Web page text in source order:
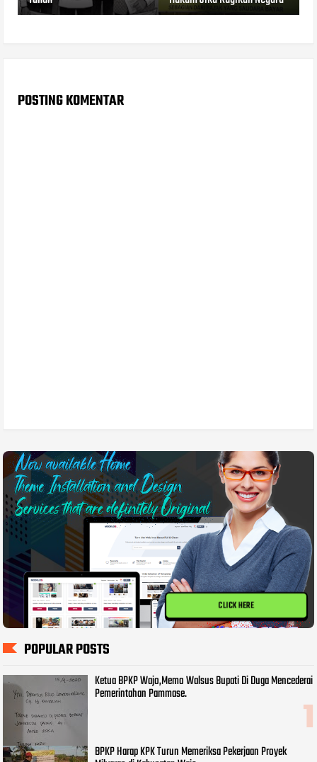
POSTING KOMENTAR
CLICK HERE
POPULAR POSTS
Ketua BPKP Wajo,Memo Walsus Bupati Di Duga Mencederai
Pemerintahan Pammase.
BPKP Harap KPK Turun Memeriksa Pekerjaan Proyek